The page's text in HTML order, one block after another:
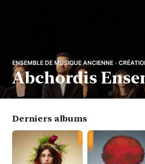
ENSEMBLE DE MUSIQUE ANCIENNE ·
Abchordis
Derniers albums